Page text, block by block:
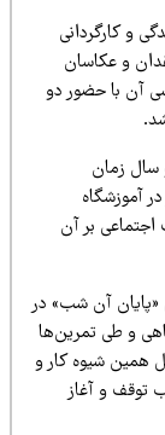
عکاسان
با حضور دو
بر آن
آن شب» در
طی تمرین‌ها
شیوه کار و
و آغاز